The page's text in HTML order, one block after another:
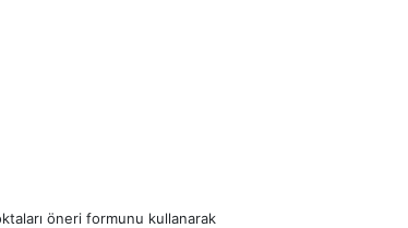
öneri formunu kullanarak